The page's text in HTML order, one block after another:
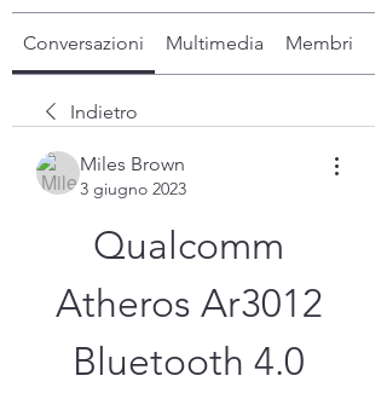
Conversazioni Multimedia Membri
Indietro
Miles Brown
3 giugno 2023
Qualcomm
Atheros Ar3012
Bluetooth 4.0